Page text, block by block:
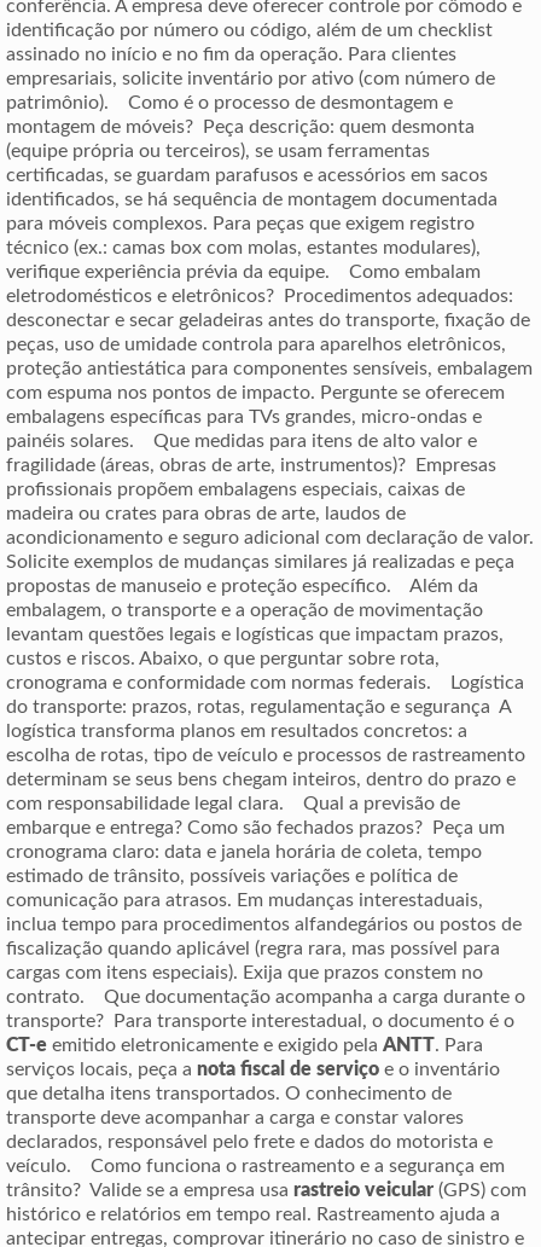
conferência. A empresa deve oferecer controle por cômodo e
identificação por número ou código, além de um checklist
assinado no início e no fim da operação. Para clientes
empresariais, solicite inventário por ativo (com número de
patrimônio). Como é o processo de desmontagem e
montagem de móveis? Peça descrição: quem desmonta
(equipe própria ou terceiros), se usam ferramentas
certificadas, se guardam parafusos e acessórios em sacos
identificados, se há sequência de montagem documentada
para móveis complexos. Para peças que exigem registro
técnico (ex.: camas box com molas, estantes modulares),
verifique experiência prévia da equipe. Como embalam
eletrodomésticos e eletrônicos? Procedimentos adequados:
desconectar e secar geladeiras antes do transporte, fixação de
peças, uso de umidade controla para aparelhos eletrônicos,
proteção antiestática para componentes sensíveis, embalagem
com espuma nos pontos de impacto. Pergunte se oferecem
embalagens específicas para TVs grandes, micro-ondas e
painéis solares. Que medidas para itens de alto valor e
fragilidade (áreas, obras de arte, instrumentos)? Empresas
profissionais propõem embalagens especiais, caixas de
madeira ou crates para obras de arte, laudos de
acondicionamento e seguro adicional com declaração de valor.
Solicite exemplos de mudanças similares já realizadas e peça
propostas de manuseio e proteção específico. Além da
embalagem, o transporte e a operação de movimentação
levantam questões legais e logísticas que impactam prazos,
custos e riscos. Abaixo, o que perguntar sobre rota,
cronograma e conformidade com normas federais. Logística
do transporte: prazos, rotas, regulamentação e segurança A
logística transforma planos em resultados concretos: a
escolha de rotas, tipo de veículo e processos de rastreamento
determinam se seus bens chegam inteiros, dentro do prazo e
com responsabilidade legal clara. Qual a previsão de
embarque e entrega? Como são fechados prazos? Peça um
cronograma claro: data e janela horária de coleta, tempo
estimado de trânsito, possíveis variações e política de
comunicação para atrasos. Em mudanças interestaduais,
inclua tempo para procedimentos alfandegários ou postos de
fiscalização quando aplicável (regra rara, mas possível para
cargas com itens especiais). Exija que prazos constem no
contrato. Que documentação acompanha a carga durante o
transporte? Para transporte interestadual, o documento é o
CT-e emitido eletronicamente e exigido pela ANTT. Para
serviços locais, peça a nota fiscal de serviço e o inventário
que detalha itens transportados. O conhecimento de
transporte deve acompanhar a carga e constar valores
declarados, responsável pelo frete e dados do motorista e
veículo. Como funciona o rastreamento e a segurança em
trânsito? Valide se a empresa usa rastreio veicular (GPS) com
histórico e relatórios em tempo real. Rastreamento ajuda a
antecipar entregas, comprovar itinerário no caso de sinistro e